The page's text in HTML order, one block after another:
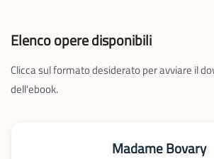
Elenco opere disponibili
Clicca sul formato desiderato per avviare il
dell'ebook.
Madame Bovary